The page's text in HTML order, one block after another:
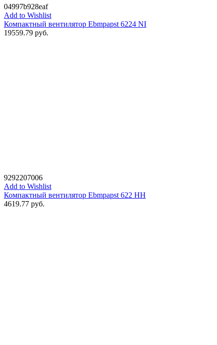
04997b928eaf
Add to Wishlist
Компактный вентилятор Ebmpapst 6224 NI
19559.79 руб.
9292207006
Add to Wishlist
Компактный вентилятор Ebmpapst 622 HH
4619.77 руб.